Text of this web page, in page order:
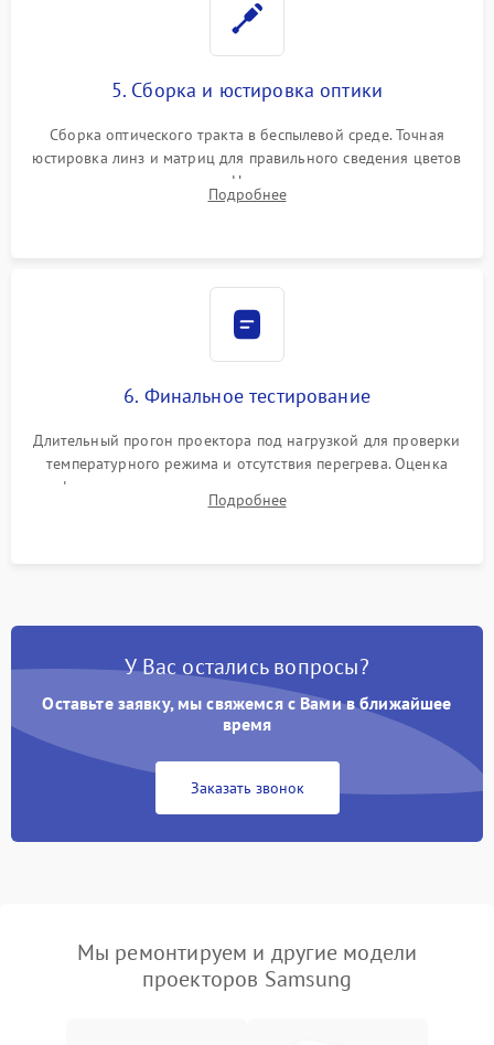
5. Сборка и юстировка оптики
Сборка оптического тракта в беспылевой среде. Точная
юстировка линз и матриц для правильного сведения цветов
и устранения размытия. Надежное подключение всех
шлейфов, установка датчиков и закрытие корпуса
Подробнее
6. Финальное тестирование
Длительный прогон проектора под нагрузкой для проверки
температурного режима и отсутствия перегрева. Оценка
фокуса, контрастности и цветопередачи на тестовых
таблицах. Проверка работы всех видеовходов и кнопок
Подробнее
У Вас остались вопросы?
Оставьте заявку, мы свяжемся с Вами в ближайшее
время
Заказать звонок
Мы ремонтируем и другие модели
проекторов Samsung